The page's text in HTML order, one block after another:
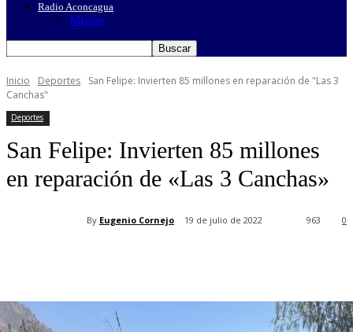
Radio Aconcagua
Misión
Inicio Deportes
San Felipe: Invierten 85 millones en reparación de "Las 3
Canchas"
Deportes
San Felipe: Invierten 85 millones
en reparación de «Las 3 Canchas»
By Eugenio Cornejo 19 de julio de 2022 0
963